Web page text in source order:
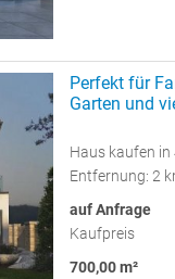
Perfekt für
Garten und
Haus kaufen
Entfernung: 2
auf Anfrage
Kaufpreis
700,00 m²